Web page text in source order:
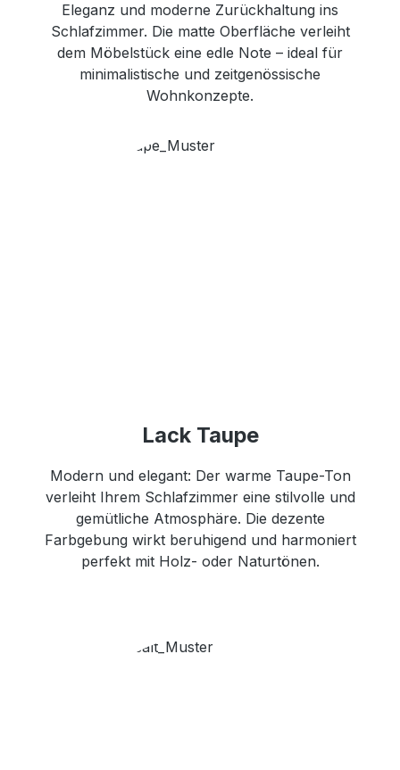
Eleganz und moderne Zurückhaltung ins
Schlafzimmer. Die matte Oberfläche verleiht
dem Möbelstück eine edle Note – ideal für
minimalistische und zeitgenössische
Wohnkonzepte.
Lack Taupe
Modern und elegant: Der warme Taupe-Ton
verleiht Ihrem Schlafzimmer eine stilvolle und
gemütliche Atmosphäre. Die dezente
Farbgebung wirkt beruhigend und harmoniert
perfekt mit Holz- oder Naturtönen.